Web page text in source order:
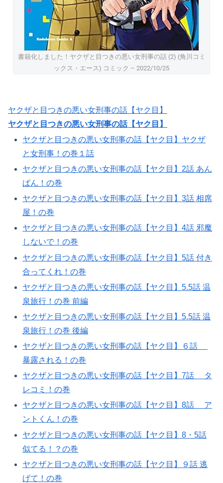
書籍化しました！ヤクザと目つきの悪い女刑事の話 (2) (角川コミ
ックス・エース) コミック – 2022/10/25
ヤクザと目つきの悪い女刑事の話【ヤク目】
ヤクザと目つきの悪い女刑事の話【ヤク目】
ヤクザと目つきの悪い女刑事の話【ヤク目】ヤクザ
と女刑事！の巻１話
ヤクザと目つきの悪い女刑事の話【ヤク目】2話 あん
ぱん！の巻​
ヤクザと目つきの悪い女刑事の話【ヤク目】3話 相席
屋！の巻​
ヤクザと目つきの悪い女刑事の話【ヤク目】4話 邪魔
しないで！の巻​
ヤクザと目つきの悪い女刑事の話【ヤク目】5話 付き
合ってくれ！の巻
ヤクザと目つきの悪い女刑事の話【ヤク目】5.5話 温
泉旅行！の巻 前編
ヤクザと目つきの悪い女刑事の話【ヤク目】5.5話 温
泉旅行！の巻 後編
ヤクザと目つきの悪い女刑事の話【ヤク目】６話
暴露される！の巻​
ヤクザと目つきの悪い女刑事の話【ヤク目】7話 タ
レコミ！の巻​
ヤクザと目つきの悪い女刑事の話【ヤク目】8話 ア
ントくん！の巻​
ヤクザと目つきの悪い女刑事の話【ヤク目】8・5話
似てる！？の巻​
ヤクザと目つきの悪い女刑事の話【ヤク目】９話 逃
げて！の巻​